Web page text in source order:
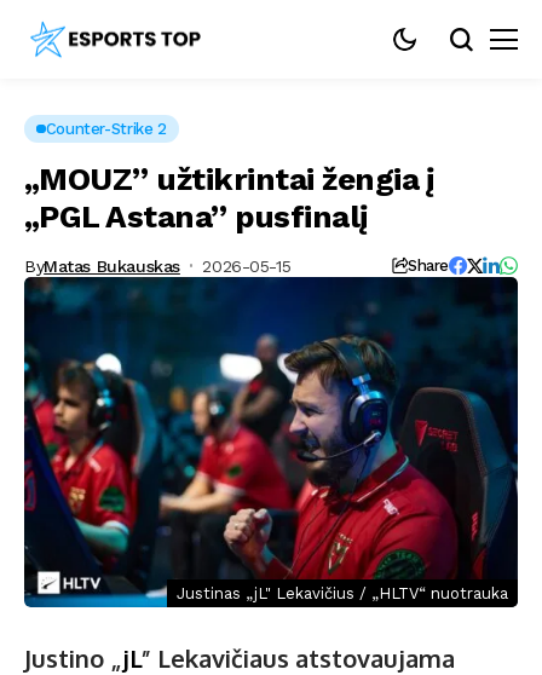
Counter-Strike 2
„MOUZ” užtikrintai žengia į
„PGL Astana” pusfinalį
ByMatas Bukauskas 2026-05-15 Share
Justinas „jL" Lekavičius / „HLTV“ nuotrauka
Justino „jL” Lekavičiaus atstovaujama